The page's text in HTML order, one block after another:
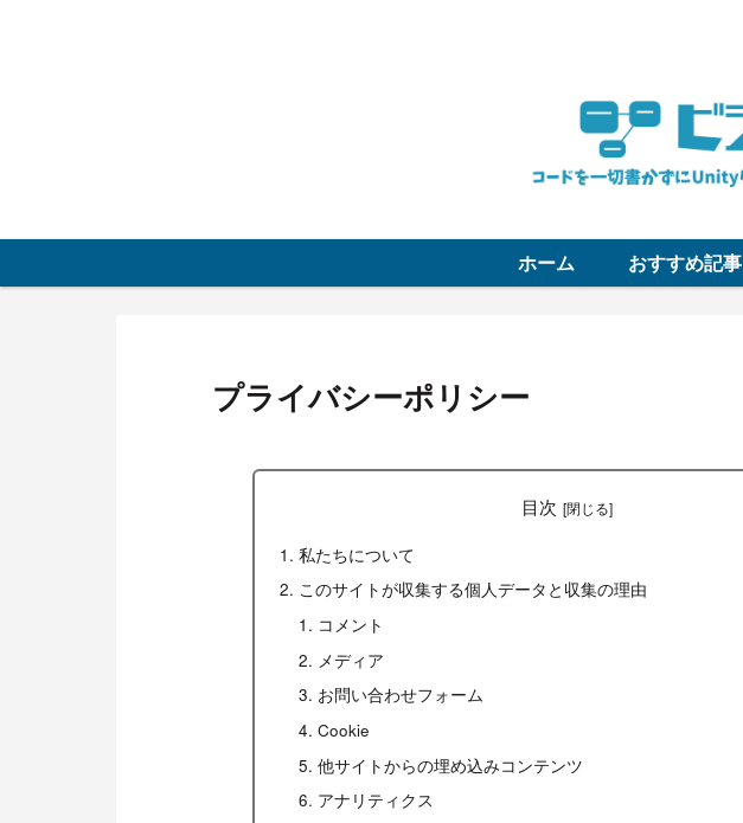
ホーム おすすめ記事
プライバシーポリシー
目次
私たちについて
このサイトが収集する個人データと収集の理由
コメント
メディア
お問い合わせフォーム
Cookie
他サイトからの埋め込みコンテンツ
アナリティクス